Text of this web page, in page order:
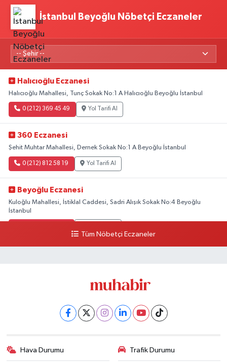
İstanbul Beyoğlu Nöbetçi Eczaneler
Halıcıoğlu Eczanesi
Halıcıoğlu Mahallesi, Tunç Sokak No:1 A Halıcıoğlu Beyoğlu İstanbul
0 (212) 369 45 49 Yol Tarifi Al
360 Eczanesi
Şehit Muhtar Mahallesi, Dernek Sokak No:1 A Beyoğlu İstanbul
0 (212) 812 58 19 Yol Tarifi Al
Beyoğlu Eczanesi
Kuloğlu Mahallesi, İstiklal Caddesi, Sadri Alışık Sokak No:4 Beyoğlu
İstanbul
Yol Tarifi Al
Serpil Eczanesi
Tüm Nöbetçi Eczaneler
Hava Durumu Trafik Durumu